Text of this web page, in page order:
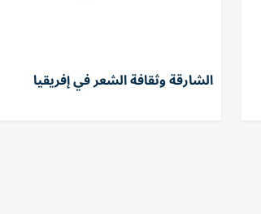
الشارقة وثقافة الشعر في إفريقيا